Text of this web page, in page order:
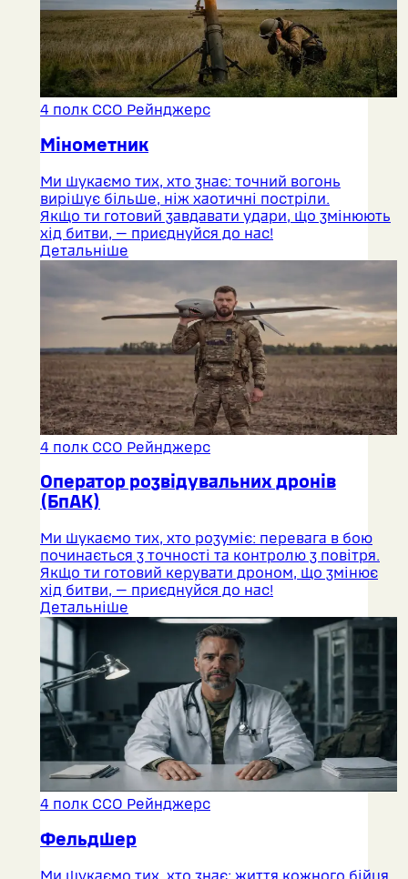
4 полк ССО Рейнджерс
Мінометник
Ми шукаємо тих, хто знає: точний вогонь
вирішує більше, ніж хаотичні постріли.
Якщо ти готовий завдавати удари, що змінюють
хід битви, — приєднуйся до нас!
Детальніше
4 полк ССО Рейнджерс
Оператор розвідувальних дронів
(БпАК)
Ми шукаємо тих, хто розуміє: перевага в бою
починається з точності та контролю з повітря.
Якщо ти готовий керувати дроном, що змінює
хід битви, — приєднуйся до нас!
Детальніше
4 полк ССО Рейнджерс
Фельдшер
Ми шукаємо тих, хто знає: життя кожного бійця